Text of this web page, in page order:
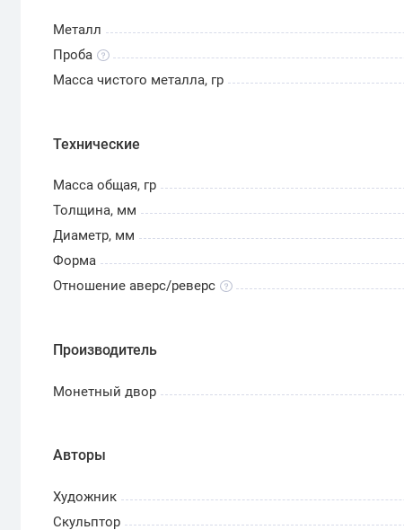
Металл
Проба
Масса чистого металла, гр
Технические
Масса общая, гр
Толщина, мм
Диаметр, мм
Форма
Отношение аверс/реверс
Производитель
Монетный двор
Авторы
Художник
Скульптор